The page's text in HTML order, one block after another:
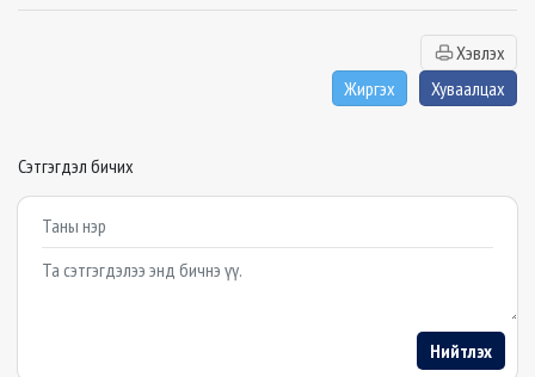
Хэвлэх
Жиргэх
Хуваалцах
Сэтгэгдэл бичих
Example textarea
Нийтлэх